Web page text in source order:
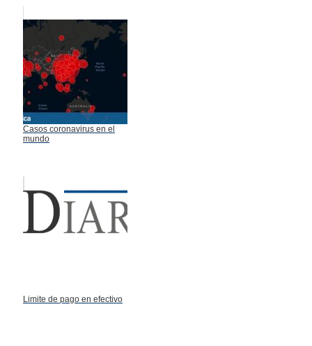
Casos coronavirus en el
mundo
Limite de pago en efectivo